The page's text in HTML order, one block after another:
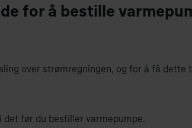
for å bestille
over strømregningen, og for å få dette
før du bestiller varmepumpe.